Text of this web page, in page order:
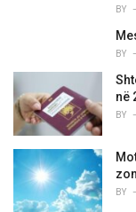
BY
BY
në
BY
BY